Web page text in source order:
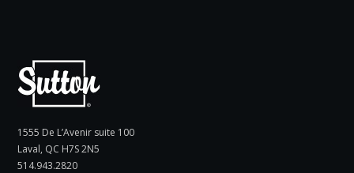
1555 De L’Avenir suite 100
Laval, QC H7S 2N5
514.943.2820